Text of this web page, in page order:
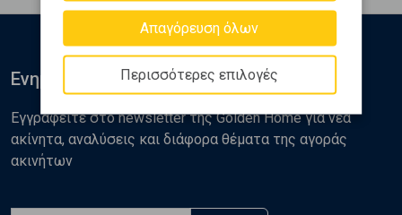
Απαγόρευση όλων
Περισσότερες επιλογές
Ενημερωθείτε
Εγγραφείτε στο newsletter της Golden Home για νέα
ακίνητα, αναλύσεις και διάφορα θέματα της αγοράς
ακινήτων